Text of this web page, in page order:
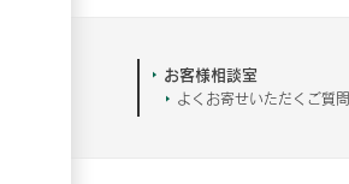
お客様相談室
よくお寄せいただくご質問